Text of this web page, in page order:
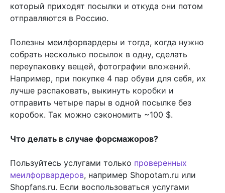
который приходят посылки и откуда они потом
отправляются в Россию.
Полезны меилфорвардеры и тогда, когда нужно
собрать несколько посылок в одну, сделать
переупаковку вещей, фотографии вложений.
Например, при покупке 4 пар обуви для себя, их
лучше распаковать, выкинуть коробки и
отправить четыре пары в одной посылке без
коробок. Так можно сэкономить ~100 $.
Что делать в случае форсмажоров?
Пользуйтесь услугами только проверенных
меилфорвардеров, например Shopotam.ru или
Shopfans.ru. Если воспользоваться услугами